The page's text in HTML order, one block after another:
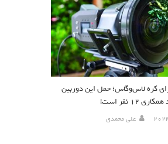
کره لاس‌وگاس؛ حمل‌ این دوربین
علی محمدی